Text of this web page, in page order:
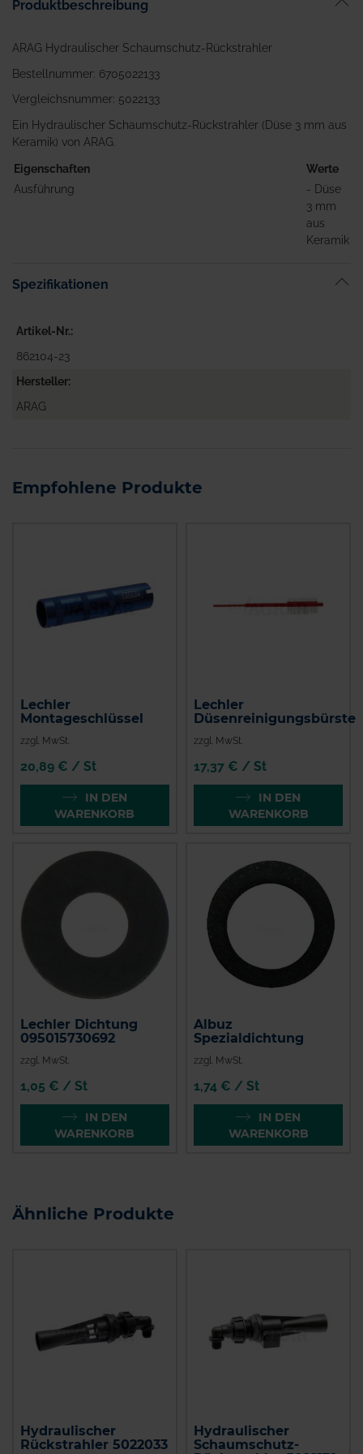
springen
Produktbeschreibung
ARAG Hydraulischer Schaumschutz-Rückstrahler
Bestellnummer: 6705022133
Vergleichsnummer: 5022133
Ein Hydraulischer Schaumschutz-Rückstrahler (Düse 3 mm aus
Keramik) von ARAG.
Eigenschaften
Werte
Ausführung
- Düse
3 mm
aus
Keramik
Spezifikationen
Artikel-Nr.
862104-23
Hersteller
ARAG
Empfohlene Produkte
Lechler
Montageschlüssel
zzgl. MwSt.
20,89 € / St
IN DEN
WARENKORB
Lechler
Düsenreinigungsbürste
zzgl. MwSt.
17,37 € / St
IN DEN
WARENKORB
Lechler Dichtung
095015730692
zzgl. MwSt.
1,05 € / St
IN DEN
WARENKORB
Albuz
Spezialdichtung
zzgl. MwSt.
1,74 € / St
IN DEN
WARENKORB
Ähnliche Produkte
Hydraulischer
Rückstrahler 5022033
Hydraulischer
Schaumschutz-